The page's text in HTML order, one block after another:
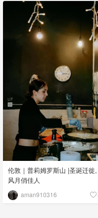
伦敦｜普莉姆罗斯山 |圣诞迁徙,
风月俏佳人
aman910316